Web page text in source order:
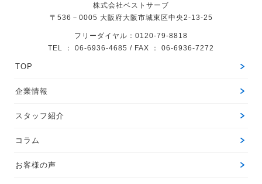
株式会社ベストサーブ
〒536－0005 大阪府大阪市城東区中央2-13-25
フリーダイヤル：0120-79-8818
TEL ： 06-6936-4685 / FAX ： 06-6936-7272
TOP
企業情報
スタッフ紹介
コラム
お客様の声